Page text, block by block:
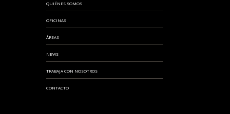
QUIÉNES SOMOS
OFICINAS
ÁREAS
NEWS
TRABAJA CON NOSOTROS
CONTACTO